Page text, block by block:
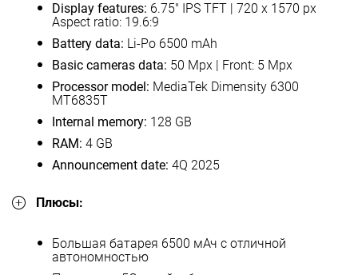
Display features: 6.75" IPS TFT | 720 x 1570 px
Aspect ratio: 19.6:9
Battery data: Li-Po 6500 mAh
Basic cameras data: 50 Mpx | Front: 5 Mpx
Processor model: MediaTek Dimensity 6300
MT6835T
Internal memory: 128 GB
RAM: 4 GB
Announcement date: 4Q 2025
Плюсы:
Большая батарея 6500 мАч с отличной
автономностью